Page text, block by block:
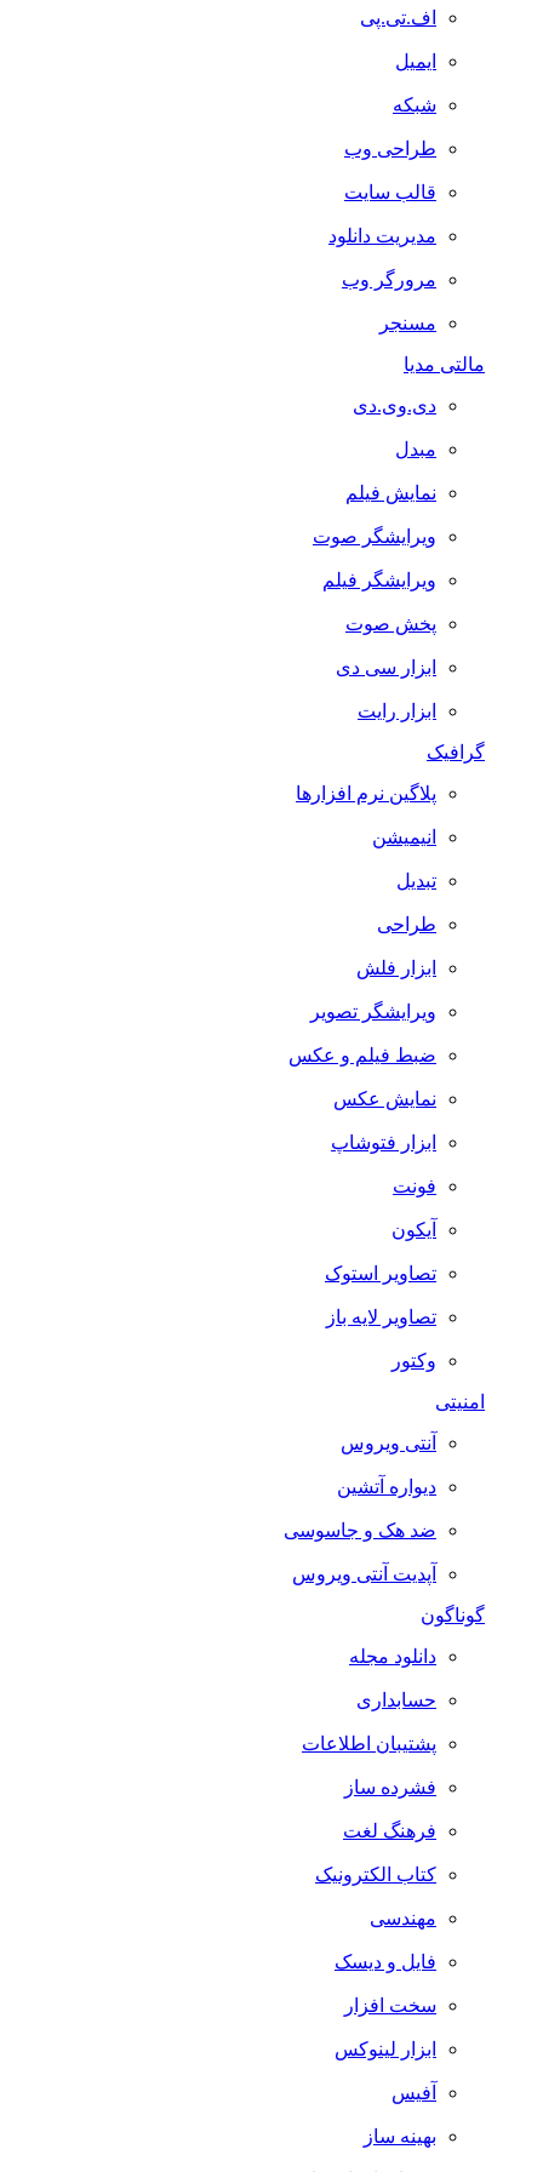
اف.تی.پی
ایمیل
شبکه
طراحی وب
قالب سایت
مدیریت دانلود
مرورگر وب
مسنجر
مالتی مدیا
دی.وی.دی
مبدل
نمایش فیلم
ویرایشگر صوت
ویرایشگر فیلم
پخش صوت
ابزار سی دی
ابزار رایت
گرافیک
پلاگین نرم افزارها
انیمیشن
تبدیل
طراحی
ابزار فلش
ویرایشگر تصویر
ضبط فيلم و عكس
نمایش عکس
ابزار فتوشاپ
فونت
آیکون
تصاویر استوک
تصاویر لایه باز
وکتور
امنیتی
آنتی ویروس
دیواره آتشین
ضد هک و جاسوسی
آپدیت آنتی ویروس
گوناگون
دانلود مجله
حسابداری
پشتیبان اطلاعات
فشرده ساز
فرهنگ لغت
کتاب الکترونیک
مهندسی
فایل و دیسک
سخت افزار
ابزار لینوکس
آفیس
بهینه ساز